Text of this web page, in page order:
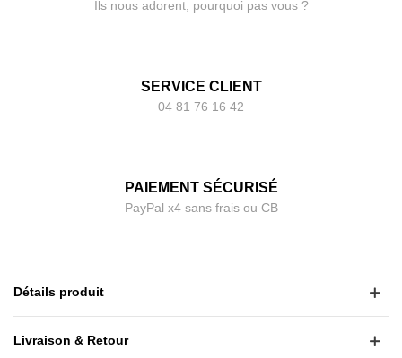
Ils nous adorent, pourquoi pas vous ?
SERVICE CLIENT
04 81 76 16 42
PAIEMENT SÉCURISÉ
PayPal x4 sans frais ou CB
Détails produit
Livraison & Retour